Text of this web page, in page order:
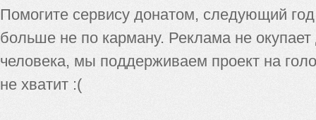
Помогите сервису донатом, следующий
больше не по карману. Реклама не
человека, мы поддерживаем проект на
не хватит :(